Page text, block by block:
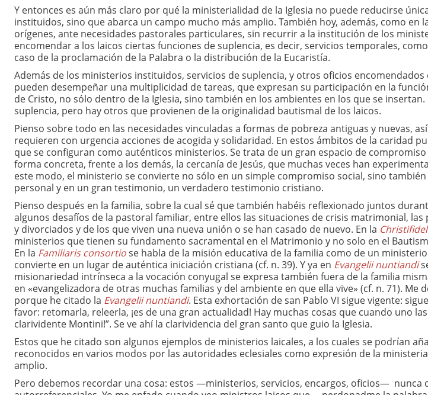
Y entonces es aún más claro por qué la ministerialidad de la Iglesia no puede reducirse
instituidos, sino que abarca un campo mucho más amplio. También hoy, además, como en
orígenes, ante necesidades pastorales particulares, sin recurrir a la institución de los
encomendar a los laicos ciertas funciones de suplencia, es decir, servicios temporales,
caso de la proclamación de la Palabra o la distribución de la Eucaristía.
Además de los ministerios instituidos, servicios de suplencia, y otros oficios encomendados
pueden desempeñar una multiplicidad de tareas, que expresan su participación en la
de Cristo, no sólo dentro de la Iglesia, sino también en los ambientes en los que se
suplencia, pero hay otros que provienen de la originalidad bautismal de los laicos.
Pienso sobre todo en las necesidades vinculadas a formas de pobreza antiguas y nuevas,
requieren con urgencia acciones de acogida y solidaridad. En estos ámbitos de la caridad
que se configuran como auténticos ministerios. Se trata de un gran espacio de
forma concreta, frente a los demás, la cercanía de Jesús, que muchas veces han
este modo, el ministerio se convierte no sólo en un simple compromiso social, sino
personal y en un gran testimonio, un verdadero testimonio cristiano.
Pienso después en la familia, sobre la cual sé que también habéis reflexionado juntos
algunos desafíos de la pastoral familiar, entre ellos las situaciones de crisis matrimonial,
y divorciados y de los que viven una nueva unión o se han casado de nuevo. En la
ministerios que tienen su fundamento sacramental en el Matrimonio y no solo en el
En la Familiaris consortiose habla de la misión educativa de la familia como de un
convierte en un lugar de auténtica iniciación cristiana (cf. n. 39). Y ya en Evangelii nuntiandi
misionariedad intrínseca a la vocación conyugal se expresa también fuera de la familia
en «evangelizadora de otras muchas familias y del ambiente en que ella vive» (cf. n. 71). Me
porque he citado la Evangelii nuntiandi. Esta exhortación de san Pablo VI sigue vigente:
favor: retomarla, releerla, ¡es de una gran actualidad! Hay muchas cosas que cuando uno
clarividente Montini!”. Se ve ahí la clarividencia del gran santo que guio la Iglesia.
Estos que he citado son algunos ejemplos de ministerios laicales, a los cuales se podrían
reconocidos en varios modos por las autoridades eclesiales como expresión de la
amplio.
Pero debemos recordar una cosa: estos —ministerios, servicios, encargos, oficios— nunca